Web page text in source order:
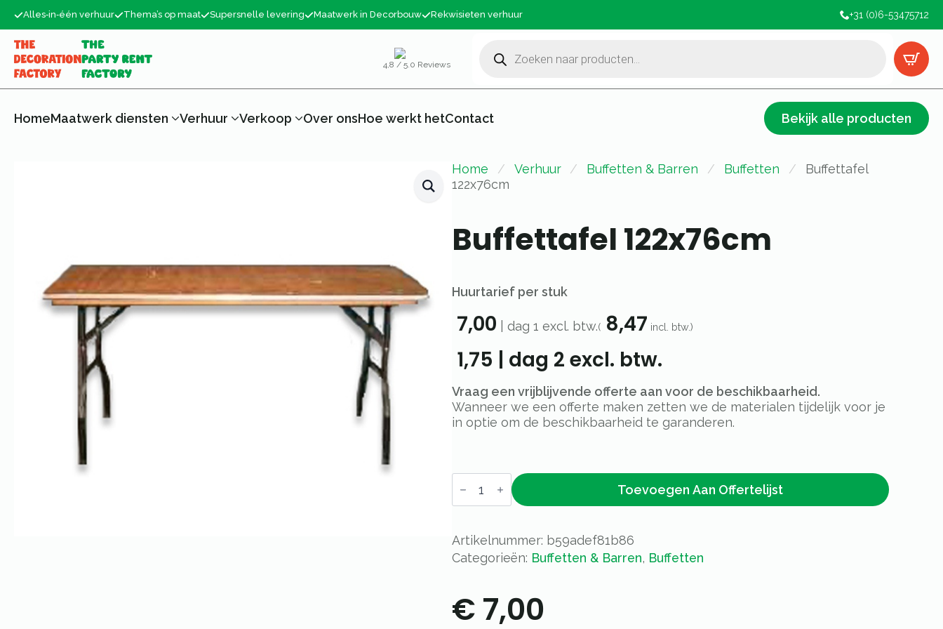
Alles‑in‑één verhuur Thema’s op maat Supersnelle levering Maatwerk in Decorbouw Rekwisieten verhuur +31 (0)6-53475712
4,8 / 5.0 Reviews
zoeken
HomeMaatwerk diensten Verhuur Verkoop Over onsHoe werkt hetContact Bekijk alle producten
Home Verhuur Buffetten & Barren Buffetten
Buffettafel
122x76cm
Buffettafel 122x76cm
Huurtarief per stuk
7,00 dag 1 excl. btw.(8,47 incl. btw.)
1,75 dag 2 excl. btw.
Vraag een vrijblijvende offerte aan voor de beschikbaarheid.
Wanneer we een offerte maken zetten we de materialen tijdelijk voor je
in optie om de beschikbaarheid te garanderen.
Buffettafel
122x76cm
aantal
Toevoegen Aan Offertelijst
Artikelnummer: b59adef81b86
Categorieën: Buffetten & Barren, Buffetten
€ 7,00